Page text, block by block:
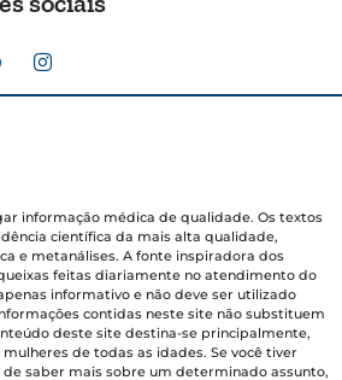
informação médica de qualidade. Os textos
científica da mais alta qualidade,
e metanálises. A fonte inspiradora dos
feitas diariamente no atendimento do
informativo e não deve ser utilizado
contidas neste site não substituem
deste site destina-se principalmente,
de todas as idades. Se você tiver
saber mais sobre um determinado assunto,